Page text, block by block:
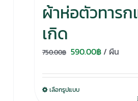
ผ้าห่อตัวทารก
เกิด
750.00฿ Original
was:
750.00฿.
590.00฿Current
is:
/ ผืน
เลือกรูปแบบ